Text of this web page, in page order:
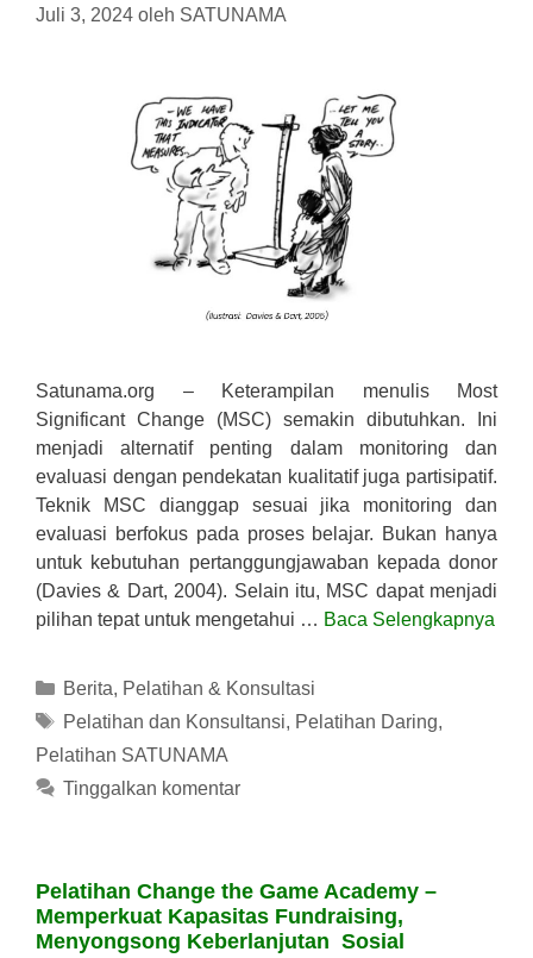
Juli 3, 2024 oleh SATUNAMA
Satunama.org – Keterampilan menulis Most
Significant Change (MSC) semakin dibutuhkan. Ini
menjadi alternatif penting dalam monitoring dan
evaluasi dengan pendekatan kualitatif juga partisipatif.
Teknik MSC dianggap sesuai jika monitoring dan
evaluasi berfokus pada proses belajar. Bukan hanya
untuk kebutuhan pertanggungjawaban kepada donor
(Davies & Dart, 2004). Selain itu, MSC dapat menjadi
pilihan tepat untuk mengetahui … Baca Selengkapnya
Kategori
Berita, Pelatihan & Konsultasi
Tag
Pelatihan dan Konsultansi, Pelatihan Daring,
Pelatihan SATUNAMA
Tinggalkan komentar
Pelatihan Change the Game Academy –
Memperkuat Kapasitas Fundraising,
Menyongsong Keberlanjutan Sosial